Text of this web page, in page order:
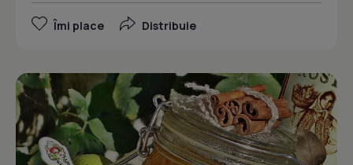
Îmi place Distribuie